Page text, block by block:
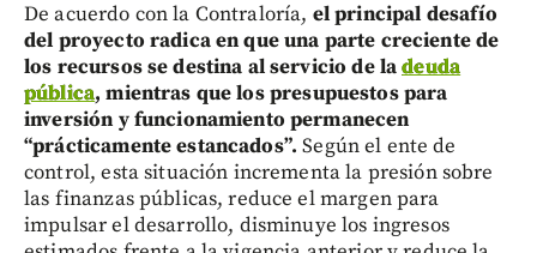
De acuerdo con la Contraloría, el principal desafío
del proyecto radica en que una parte creciente de
los recursos se destina al servicio de ladeuda
pública, mientras que los presupuestos para
inversión y funcionamiento permanecen
“prácticamente estancados”.Según el ente de
control, esta situación incrementa la presión sobre
las finanzas públicas, reduce el margen para
impulsar el desarrollo, disminuye los ingresos